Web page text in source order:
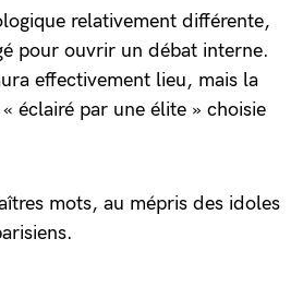
relativement différente,
pour ouvrir un débat interne.
effectivement lieu, mais la
éclairé par une élite » choisie
mots, au mépris des idoles